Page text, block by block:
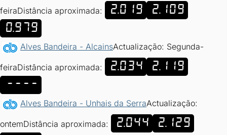
feiraDistância aproximada: 2.019
2.109
0.979
Alves Bandeira - AlcainsActualização: Segunda-
feiraDistância aproximada: 2.034
2.119
----
Alves Bandeira - Unhais da SerraActualização:
ontemDistância aproximada: 2.044
2.129